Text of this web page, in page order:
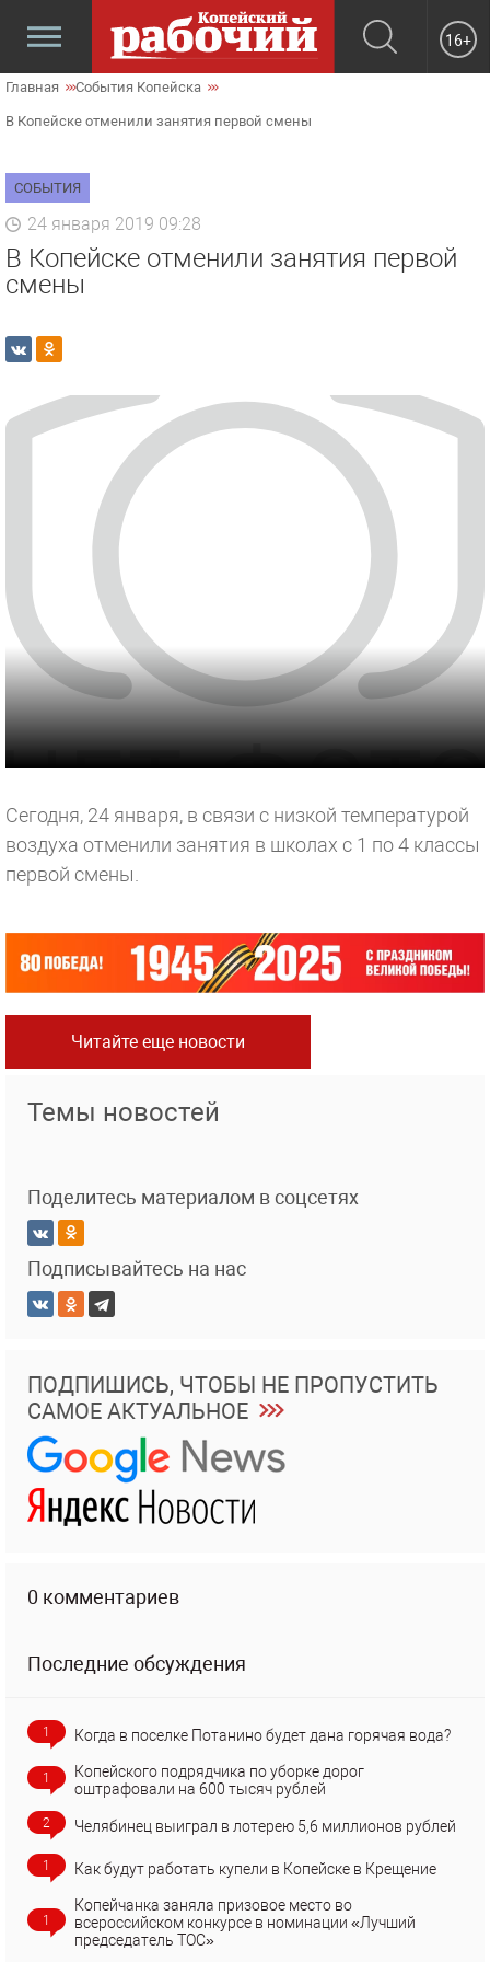
16+
Главная События Копейска
В Копейске отменили занятия первой смены
СОБЫТИЯ
24 января 2019 09:28
В Копейске отменили занятия первой
смены
Сегодня, 24 января, в связи с низкой температурой
воздуха отменили занятия в школах с 1 по 4 классы
первой смены.
Читайте еще новости
Темы новостей
Поделитесь материалом в соцсетях
Подписывайтесь на нас
ПОДПИШИСЬ, ЧТОБЫ НЕ ПРОПУСТИТЬ
САМОЕ АКТУАЛЬНОЕ
0 комментариев
Последние обсуждения
1 Когда в поселке Потанино будет дана горячая вода?
1
Копейского подрядчика по уборке дорог
оштрафовали на 600 тысяч рублей
2 Челябинец выиграл в лотерею 5,6 миллионов рублей
1 Как будут работать купели в Копейске в Крещение
1
Копейчанка заняла призовое место во
всероссийском конкурсе в номинации «Лучший
председатель ТОС»